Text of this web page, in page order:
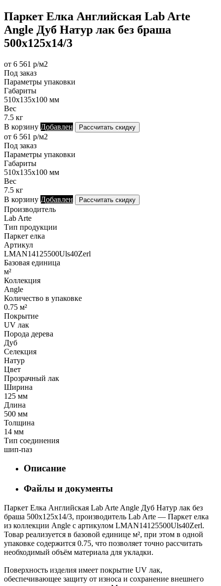
Паркет Елка Английская Lab Arte
Angle Дуб Натур лак без браша
500х125х14/3
от 6 561 р/м2
Под заказ
Параметры упаковки
Габариты
510х135х100 мм
Вес
7.5 кг
В корзину Добавлен Рассчитать скидку
от 6 561 р/м2
Под заказ
Параметры упаковки
Габариты
510х135х100 мм
Вес
7.5 кг
В корзину Добавлен Рассчитать скидку
Производитель
Lab Arte
Тип продукции
Паркет елка
Артикул
LMAN14125500Uls40Zerl
Базовая единица
м²
Коллекция
Angle
Количество в упаковке
0.75 м²
Покрытие
UV лак
Порода дерева
Дуб
Селекция
Натур
Цвет
Прозрачный лак
Ширина
125 мм
Длина
500 мм
Толщина
14 мм
Тип соединения
шип-паз
Описание
Файлы и документы
Паркет Елка Английская Lab Arte Angle Дуб Натур лак без
браша 500х125х14/3, производитель Lab Arte — Паркет елка
из коллекции Angle с артикулом LMAN14125500Uls40Zerl.
Товар реализуется в базовой единице м², при этом в одной
упаковке содержится 0.75, что позволяет точно рассчитать
необходимый объём материала для укладки.
Поверхность изделия имеет покрытие UV лак,
обеспечивающее защиту от износа и сохранение внешнего